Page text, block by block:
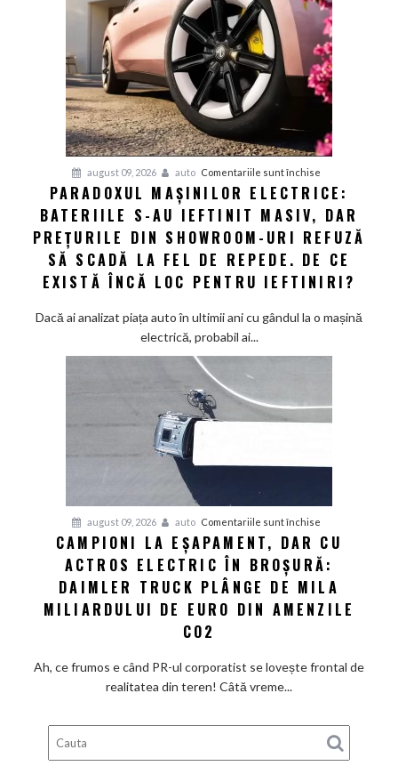
Cum
a
obligat
concurența
din
Asia
giganții
VW
să
schimbe
foaia
august 09, 2026 auto Comentariile sunt închise
Paradoxul
mașinilor
electrice:
au
masiv,
showroom-
uri
să
la
de
repede.
De
ce
PARADOXUL MAȘINILOR ELECTRICE:
BATERIILE S-AU IEFTINIT MASIV, DAR
PREȚURILE DIN SHOWROOM-URI REFUZĂ
SĂ SCADĂ LA FEL DE REPEDE. DE CE
EXISTĂ ÎNCĂ LOC PENTRU IEFTINIRI?
Dacă ai analizat piața auto în ultimii ani cu gândul la o mașină
electrică, probabil ai...
august 09, 2026 auto Comentariile sunt închise
Campioni
la
eșapament,
cu
Truck
CAMPIONI LA EȘAPAMENT, DAR CU
ACTROS ELECTRIC ÎN BROȘURĂ:
DAIMLER TRUCK PLÂNGE DE MILA
MILIARDULUI DE EURO DIN AMENZILE
CO2
Ah, ce frumos e când PR-ul corporatist se lovește frontal de
realitatea din teren! Câtă vreme...